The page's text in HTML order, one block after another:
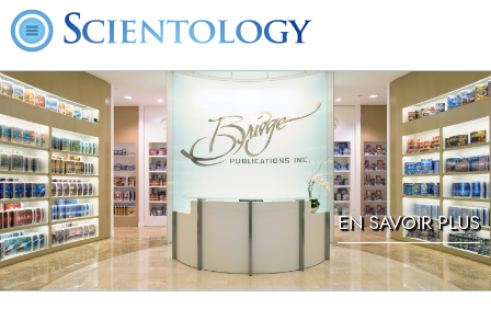
EN SAVOIR PLUS